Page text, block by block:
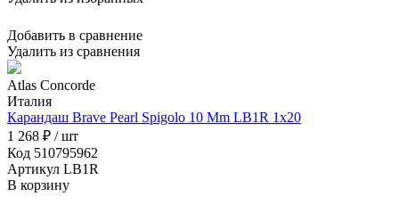
Добавить в сравнение
Удалить из сравнения
Atlas Concorde
Италия
Карандаш Brave Pearl Spigolo 10 Mm LB1R 1x20
1 268 ₽ / шт
Код 510795962
Артикул LB1R
В корзину